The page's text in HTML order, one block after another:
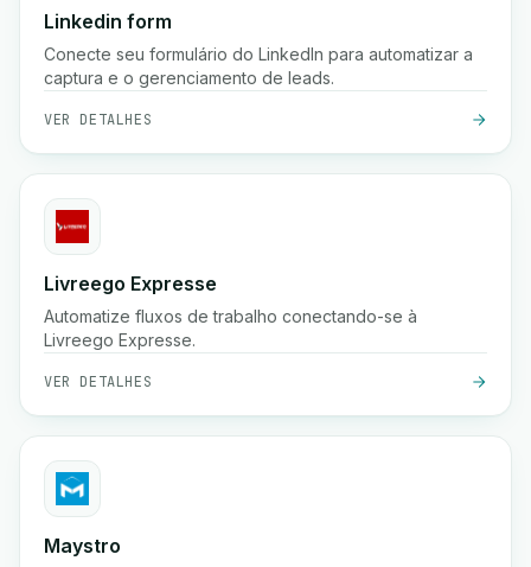
Linkedin form
Conecte seu formulário do LinkedIn para automatizar a
captura e o gerenciamento de leads.
VER DETALHES
Livreego Expresse
Automatize fluxos de trabalho conectando-se à
Livreego Expresse.
VER DETALHES
Maystro